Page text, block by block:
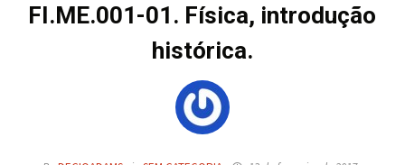
FI.ME.001-01. Física, introdução
histórica.